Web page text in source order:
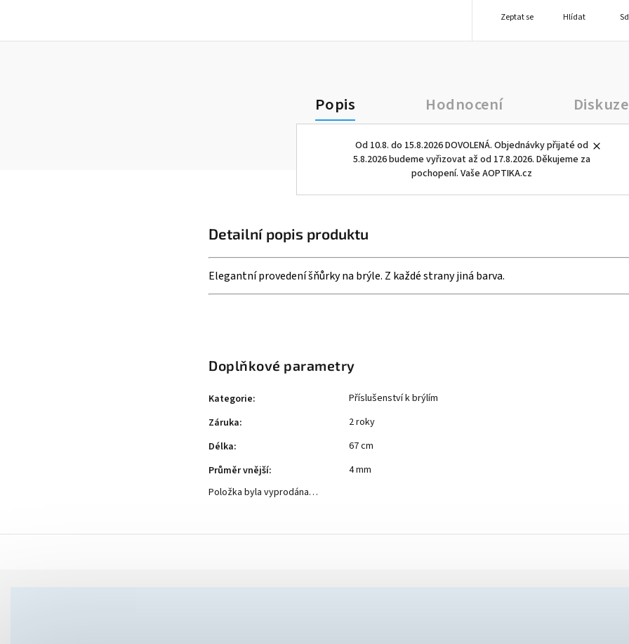
Od 10.8. do 15.8.2026 DOVOLENÁ. Objednávky přijaté od
5.8.2026 budeme vyřizovat až od 17.8.2026. Děkujeme za
pochopení. Vaše AOPTIKA.cz
Zeptat se Hlídat
Popis Hodnocení Diskuze
Detailní popis produktu
Elegantní provedení šňůrky na brýle. Z každé strany jiná barva.
Doplňkové parametry
Kategorie:
Příslušenství k brýlím
Záruka:
2 roky
Délka:
67 cm
Průměr vnější:
4 mm
Položka byla vyprodána…